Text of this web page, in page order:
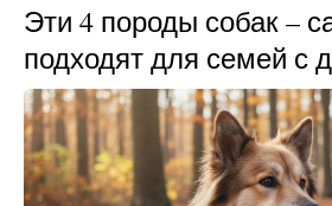
Эти 4 породы собак –
подходят для семей с